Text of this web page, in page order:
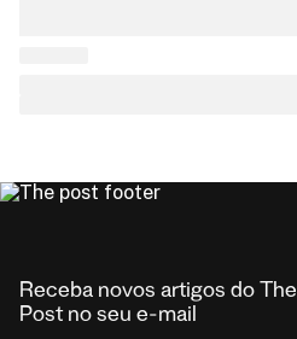
Receba novos artigos do The
Post no seu e-mail